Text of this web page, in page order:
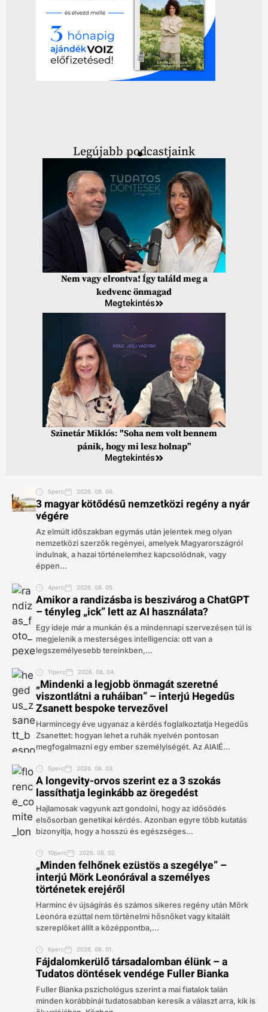
Legújabb podcastjaink
Nem vagy elrontva! Így találd meg a
kedvenc önmagad
Megtekintés
Szinetár Miklós: "Soha nem volt bennem
pánik, hogy mi lesz holnap”
Megtekintés
5perc 2026. 08. 06.
3 magyar kötődésű nemzetközi regény a nyár
végére
Az elmúlt időszakban egymás után jelentek meg olyan
nemzetközi szerzők regényei, amelyek Magyarországról
indulnak, a hazai történelemhez kapcsolódnak, vagy
éppen...
4perc 2026. 08. 05.
Amikor a randizásba is beszivárog a ChatGPT
– tényleg „ick” lett az AI használata?
Egy ideje már a munkán és a mindennapi szervezésen túl is
megjelenik a mesterséges intelligencia: ott van a
legszemélyesebb tereinkben,...
11perc 2026. 08. 04.
„Mindenki a legjobb önmagát szeretné
viszontlátni a ruháiban” – interjú Hegedűs
Zsanett bespoke tervezővel
Harmincegy éve ugyanaz a kérdés foglalkoztatja Hegedűs
Zsanettet: hogyan lehet a ruhák nyelvén pontosan
megfogalmazni egy ember személyiségét. Az AIAIÉ...
5perc 2026. 08. 03.
A longevity-orvos szerint ez a 3 szokás
lassíthatja leginkább az öregedést
Hajlamosak vagyunk azt gondolni, hogy az idősödés
elsősorban genetikai kérdés. Azonban egyre több kutatás
bizonyítja, hogy a hosszú és egészséges...
10perc 2026. 08. 02.
„Minden felhőnek ezüstös a szegélye” –
interjú Mörk Leonórával a személyes
történetek erejéről
Harminc év újságírás és számos sikeres regény után Mörk
Leonóra ezúttal nem történelmi hősnőket vagy kitalált
szereplőket állít a középpontba,...
6perc 2026. 08. 01.
Fájdalomkerülő társadalomban élünk – a
Tudatos döntések vendége Fuller Bianka
Fuller Bianka pszichológus szerint a mai fiatalok talán
minden korábbinál tudatosabban keresik a választ arra, kik is